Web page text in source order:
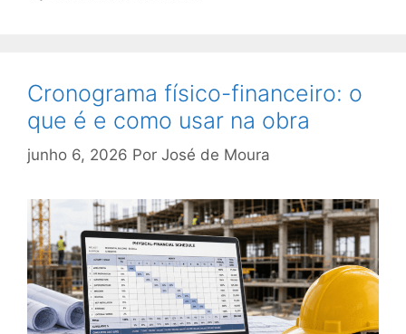
Cronograma físico-financeiro: o
que é e como usar na obra
junho 6, 2026 Por José de Moura